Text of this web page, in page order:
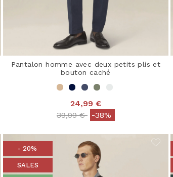
Pantalon homme avec deux petits plis et
bouton caché
24,99 €
Price reduced from
39,99 €to-38%
- 20%
SALES